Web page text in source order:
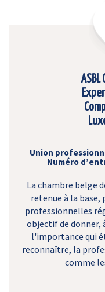
ASBL
Union
Numéro
La chambre belge
retenue à la base,
professionnelles
objectif de
l'importance qui
reconnaître, la
comme